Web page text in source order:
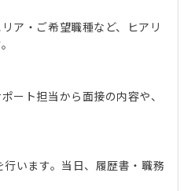
ア・ご希望職種など、ヒアリ
ート担当から面接の内容や、
います。当日、履歴書・職務